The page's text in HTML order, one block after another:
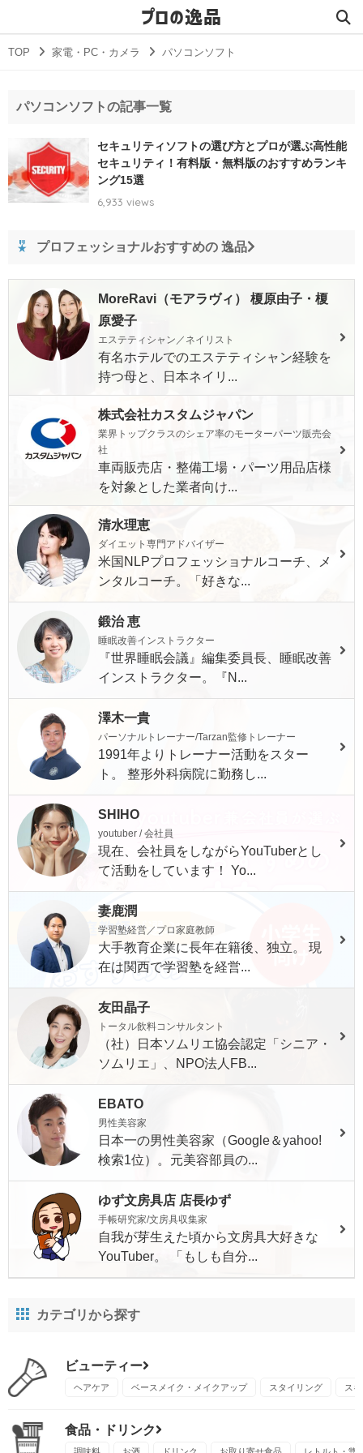
プロの逸品
TOP 家電・PC・カメラ パソコンソフト
パソコンソフトの記事一覧
セキュリティソフトの選び方とプロが選ぶ高性能
セキュリティ！有料版・無料版のおすすめランキ
ング15選
6,933 views
プロフェッショナルおすすめの 逸品
MoreRavi（モアラヴィ） 榎原由子・榎
原愛子
エステティシャン／ネイリスト
有名ホテルでのエステティシャン経験を
持つ母と、日本ネイリ...
株式会社カスタムジャパン
業界トップクラスのシェア率のモーターパーツ販売会
社
車両販売店・整備工場・パーツ用品店様
を対象とした業者向け...
清水理恵
ダイエット専門アドバイザー
米国NLPプロフェッショナルコーチ、メ
ンタルコーチ。「好きな...
鍛治 恵
睡眠改善インストラクター
『世界睡眠会議』編集委員長、睡眠改善
インストラクター。『N...
澤木一貴
パーソナルトレーナー/Tarzan監修トレーナー
1991年よりトレーナー活動をスター
ト。 整形外科病院に勤務し...
SHIHO
youtuber / 会社員
現在、会社員をしながらYouTuberとし
て活動をしています！ Yo...
妻鹿潤
学習塾経営／プロ家庭教師
大手教育企業に長年在籍後、独立。 現
在は関西で学習塾を経営...
友田晶子
トータル飲料コンサルタント
（社）日本ソムリエ協会認定「シニア・
ソムリエ」、NPO法人FB...
EBATO
男性美容家
日本一の男性美容家（Google＆yahoo!
検索1位）。元美容部員の...
ゆず文房具店 店長ゆず
手帳研究家/文房具収集家
自我が芽生えた頃から文房具大好きな
YouTuber。 「もしも自分...
カテゴリから探す
ビューティー
ヘアケア ベースメイク・メイクアップ スタイリング ス
食品・ドリンク